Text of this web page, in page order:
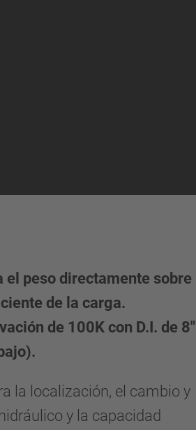
peso directamente sobre
de la carga.
de 100K con D.I. de 8"
la localización, el cambio y
y la capacidad